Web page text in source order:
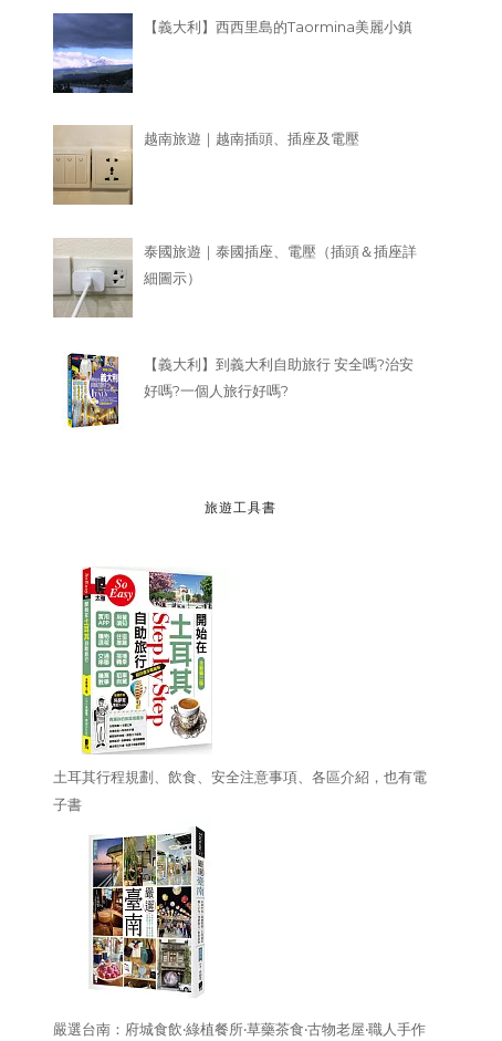
【義大利】西西里島的Taormina美麗小鎮
越南旅遊｜越南插頭、插座及電壓
泰國旅遊｜泰國插座、電壓（插頭＆插座詳
細圖示）
【義大利】到義大利自助旅行 安全嗎?治安
好嗎?一個人旅行好嗎?
旅遊工具書
土耳其行程規劃、飲食、安全注意事項、各區介紹，也有電
子書
嚴選台南：府城食飲‧綠植餐所‧草藥茶食‧古物老屋‧職人手作